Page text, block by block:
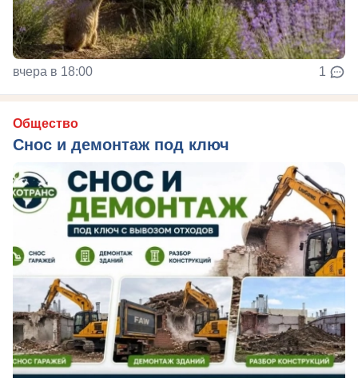
вчера в 18:00 1
Общество
Снос и демонтаж под ключ